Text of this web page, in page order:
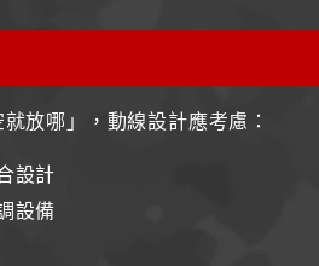
放哪」，動線設計應考慮：
設計
設備